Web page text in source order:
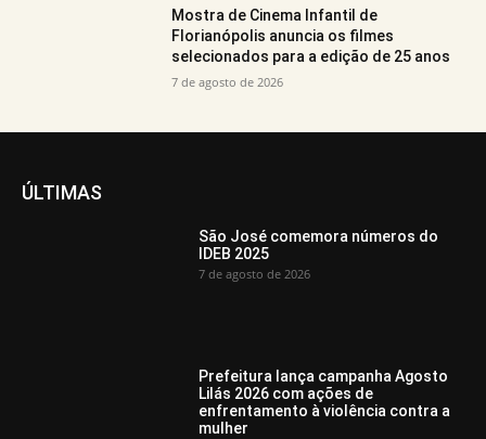
Mostra de Cinema Infantil de
Florianópolis anuncia os filmes
selecionados para a edição de 25 anos
7 de agosto de 2026
ÚLTIMAS
São José comemora números do
IDEB 2025
7 de agosto de 2026
Prefeitura lança campanha Agosto
Lilás 2026 com ações de
enfrentamento à violência contra a
mulher